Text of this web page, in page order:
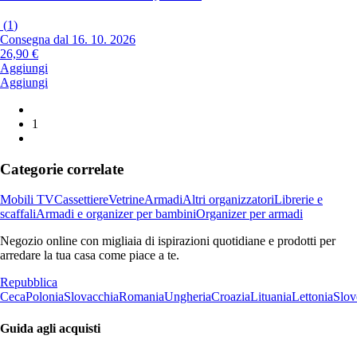
(1)
Consegna dal 16. 10. 2026
26,90 €
Aggiungi
Aggiungi
1
Categorie correlate
Mobili TVCassettiereVetrineArmadiAltri organizzatoriLibrerie e
scaffaliArmadi e organizer per bambiniOrganizer per armadi
Negozio online con migliaia di ispirazioni quotidiane e prodotti per
arredare la tua casa come piace a te.
Repubblica
CecaPoloniaSlovacchiaRomaniaUngheriaCroaziaLituaniaLettonia
Guida agli acquisti